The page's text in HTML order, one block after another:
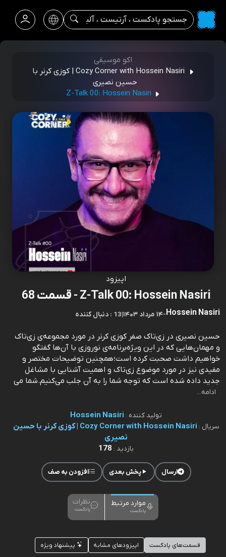
اکو موسیقی
Cozy Corner with Hossein Nasiri | کوزی کرنر با
حسین نصیری
Z-Talk 00: Hossein Nasiri
اپیزود
Z-Talk 00: Hossein Nasiri - قسمت 68
Hossein Nasiri
-۱۴ مرداد ۱۴۰۳ |13 : دنبال کننده
حسین نصیری در زی‌تاک صفر کوزی کرنر در مورد مجموعه‌ی زی‌تاک
و مهمان‌هایی که در این ویژه‌برنامه‌ی نوروزی با آن‌ها گفتگو
خواهیم داشت صحبت کرده است؛همچنین توضیحات مختصر و
مفیدی نیز در مورد موضوع زی‌تاک و اهمیت آشنایی با مشاغل
جدید داده شده است که توجه شما را به آن جلب می‌کنیم.شما می‌
ادامه...
تولید کننده : Hossein Nasiri
سریال :
Cozy Corner with Hossein Nasiri | کوزی کرنر با حسین
نصیری
بازدید : 178
ارسال پخش بعدی افزودن به صف
موارد مرتبط
پادکست
نظرات
پادکست
قسمت‌های پادکست اپیزودهای مشابه پیشنهاد ویژه